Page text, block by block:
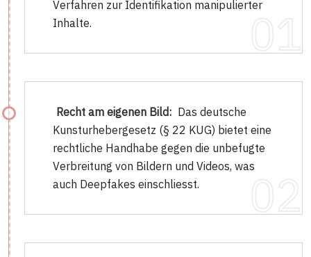
Verfahren zur Identifikation manipulierter
Inhalte.
Recht am eigenen Bild: Das deutsche
Kunsturhebergesetz (§ 22 KUG) bietet eine
rechtliche Handhabe gegen die unbefugte
Verbreitung von Bildern und Videos, was
auch Deepfakes einschliesst.